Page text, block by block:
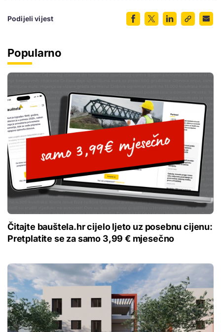
Podijeli vijest
Popularno
Čitajte bauštela.hr cijelo ljeto uz posebnu cijenu:
Pretplatite se za samo 3,99 € mjesečno